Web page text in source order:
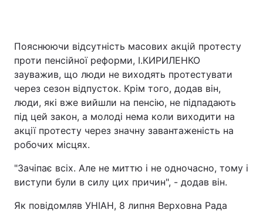
Пояснюючи відсутність масових акцій протесту
проти пенсійної реформи, І.КИРИЛЕНКО
зауважив, що люди не виходять протестувати
через сезон відпусток. Крім того, додав він,
люди, які вже вийшли на пенсію, не підпадають
під цей закон, а молоді нема коли виходити на
акції протесту через значну завантаженість на
робочих місцях.
"Зачіпає всіх. Але не миттю і не одночасно, тому і
виступи були в силу цих причин", - додав він.
Як повідомляв УНІАН, 8 липня Верховна Рада